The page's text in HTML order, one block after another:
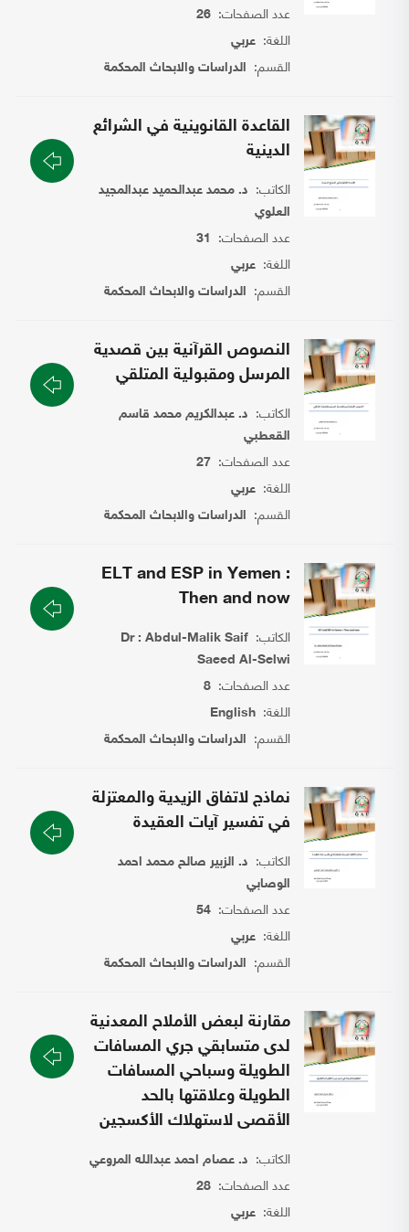
عدد الصفحات:26
اللغة:عربي
القسم: الدراسات والابحاث المحكمة
القاعدة القانوينية في الشرائع
الدينية
الكاتب: د. محمد عبدالحميد عبدالمجيد
العلوي
عدد الصفحات: 31
اللغة:عربي
القسم: الدراسات والابحاث المحكمة
النصوص القرآنية بين قصدية
المرسل ومقبولية المتلقي
الكاتب: د. عبدالكريم محمد قاسم
القعطبي
عدد الصفحات:27
اللغة:عربي
القسم: الدراسات والابحاث المحكمة
ELT and ESP in Yemen :
Then and now
الكاتب:Dr : Abdul-Malik Saif
Saeed Al-Selwi
عدد الصفحات:8
اللغة:English
القسم: الدراسات والابحاث المحكمة
نماذج لاتفاق الزيدية والمعتزلة
في تفسير آيات العقيدة
الكاتب: د. الزبير صالح محمد احمد
الوصابي
عدد الصفحات:54
اللغة:عربي
القسم: الدراسات والابحاث المحكمة
مقارنة لبعض الأملاح المعدنية
لدى متسابقي جري المسافات
الطويلة وسباحي المسافات
الطويلة وعلاقتها بالحد
الأقصى لاستهلاك الأكسجين
الكاتب: د. عصام احمد عبدالله المروعي
عدد الصفحات:28
اللغة:عربي